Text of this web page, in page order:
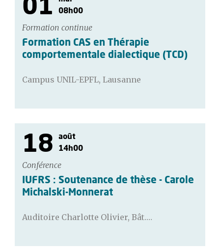
01
08h00
Formation continue
Formation CAS en Thérapie
comportementale dialectique (TCD)
Campus UNIL-EPFL, Lausanne
18
août
14h00
Conférence
IUFRS : Soutenance de thèse - Carole
Michalski-Monnerat
Auditoire Charlotte Olivier, Bât.…